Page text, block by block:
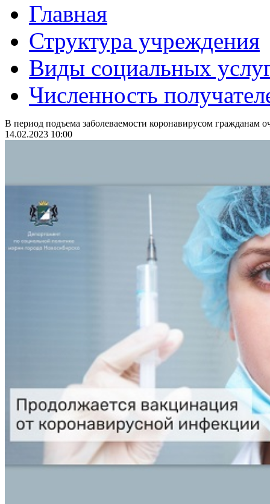
Главная
Структура учреждения
Виды социальных
Численность
В период подъема заболеваемости коронавирусом гражданам
14.02.2023 10:00